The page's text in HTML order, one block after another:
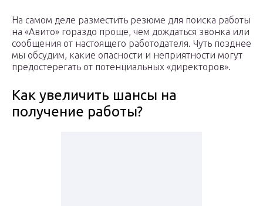
На самом деле разместить резюме для поиска работы
на «Авито» гораздо проще, чем дождаться звонка или
сообщения от настоящего работодателя. Чуть позднее
мы обсудим, какие опасности и неприятности могут
предостерегать от потенциальных «директоров».
Как увеличить шансы на
получение работы?